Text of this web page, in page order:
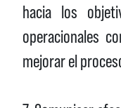
hacia los
operacionales
mejorar el